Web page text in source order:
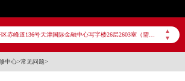
▲
▼
津市欧米茄官方售后客户服务热线：400-877-2083
米茄售后服务中心最新网点地址：
中心>常见问题>